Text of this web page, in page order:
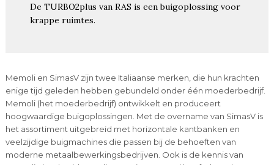
De TURBO2plus van RAS is een buigoplossing voor
krappe ruimtes.
Memoli en SimasV zijn twee Italiaanse merken, die hun krachten
enige tijd geleden hebben gebundeld onder één moederbedrijf.
Memoli (het moederbedrijf) ontwikkelt en produceert
hoogwaardige buigoplossingen. Met de overname van SimasV is
het assortiment uitgebreid met horizontale kantbanken en
veelzijdige buigmachines die passen bij de behoeften van
moderne metaalbewerkingsbedrijven. Ook is de kennis van